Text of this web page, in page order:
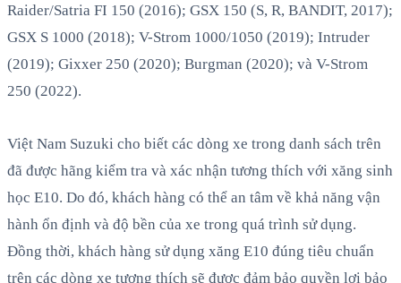
Raider/Satria FI 150 (2016); GSX 150 (S, R, BANDIT, 2017);
GSX S 1000 (2018); V-Strom 1000/1050 (2019); Intruder
(2019); Gixxer 250 (2020); Burgman (2020); và V-Strom
250 (2022).
Việt Nam Suzuki cho biết các dòng xe trong danh sách trên
đã được hãng kiểm tra và xác nhận tương thích với xăng sinh
học E10. Do đó, khách hàng có thể an tâm về khả năng vận
hành ổn định và độ bền của xe trong quá trình sử dụng.
Đồng thời, khách hàng sử dụng xăng E10 đúng tiêu chuẩn
trên các dòng xe tương thích sẽ được đảm bảo quyền lợi bảo